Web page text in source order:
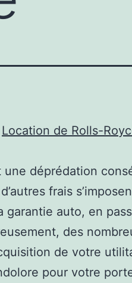
Location de Rolls-
une déprédation
frais
garantie auto, en
des
de votre
pour votre